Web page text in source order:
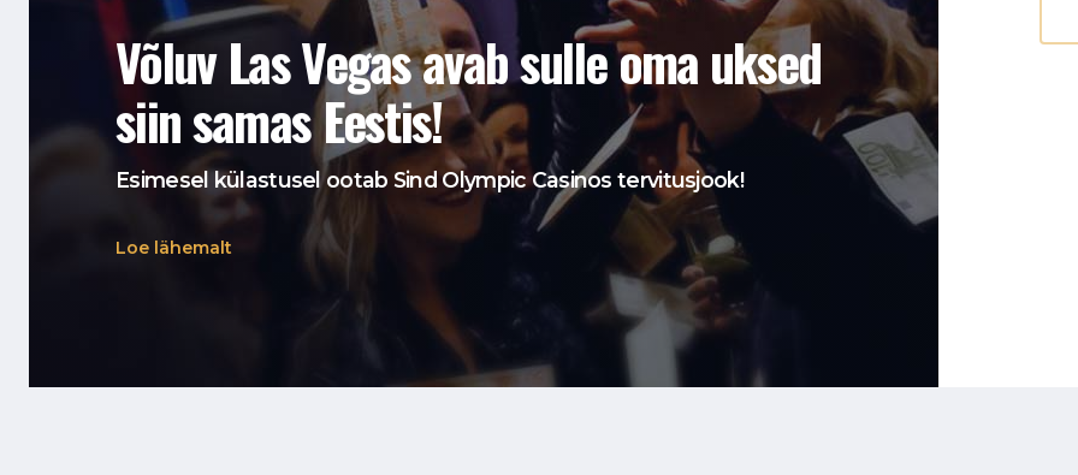
Võluv Las Vegas avab sulle oma uksed
siin samas Eestis!
Esimesel külastusel ootab Sind Olympic Casinos tervitusjook!
Loe lähemalt